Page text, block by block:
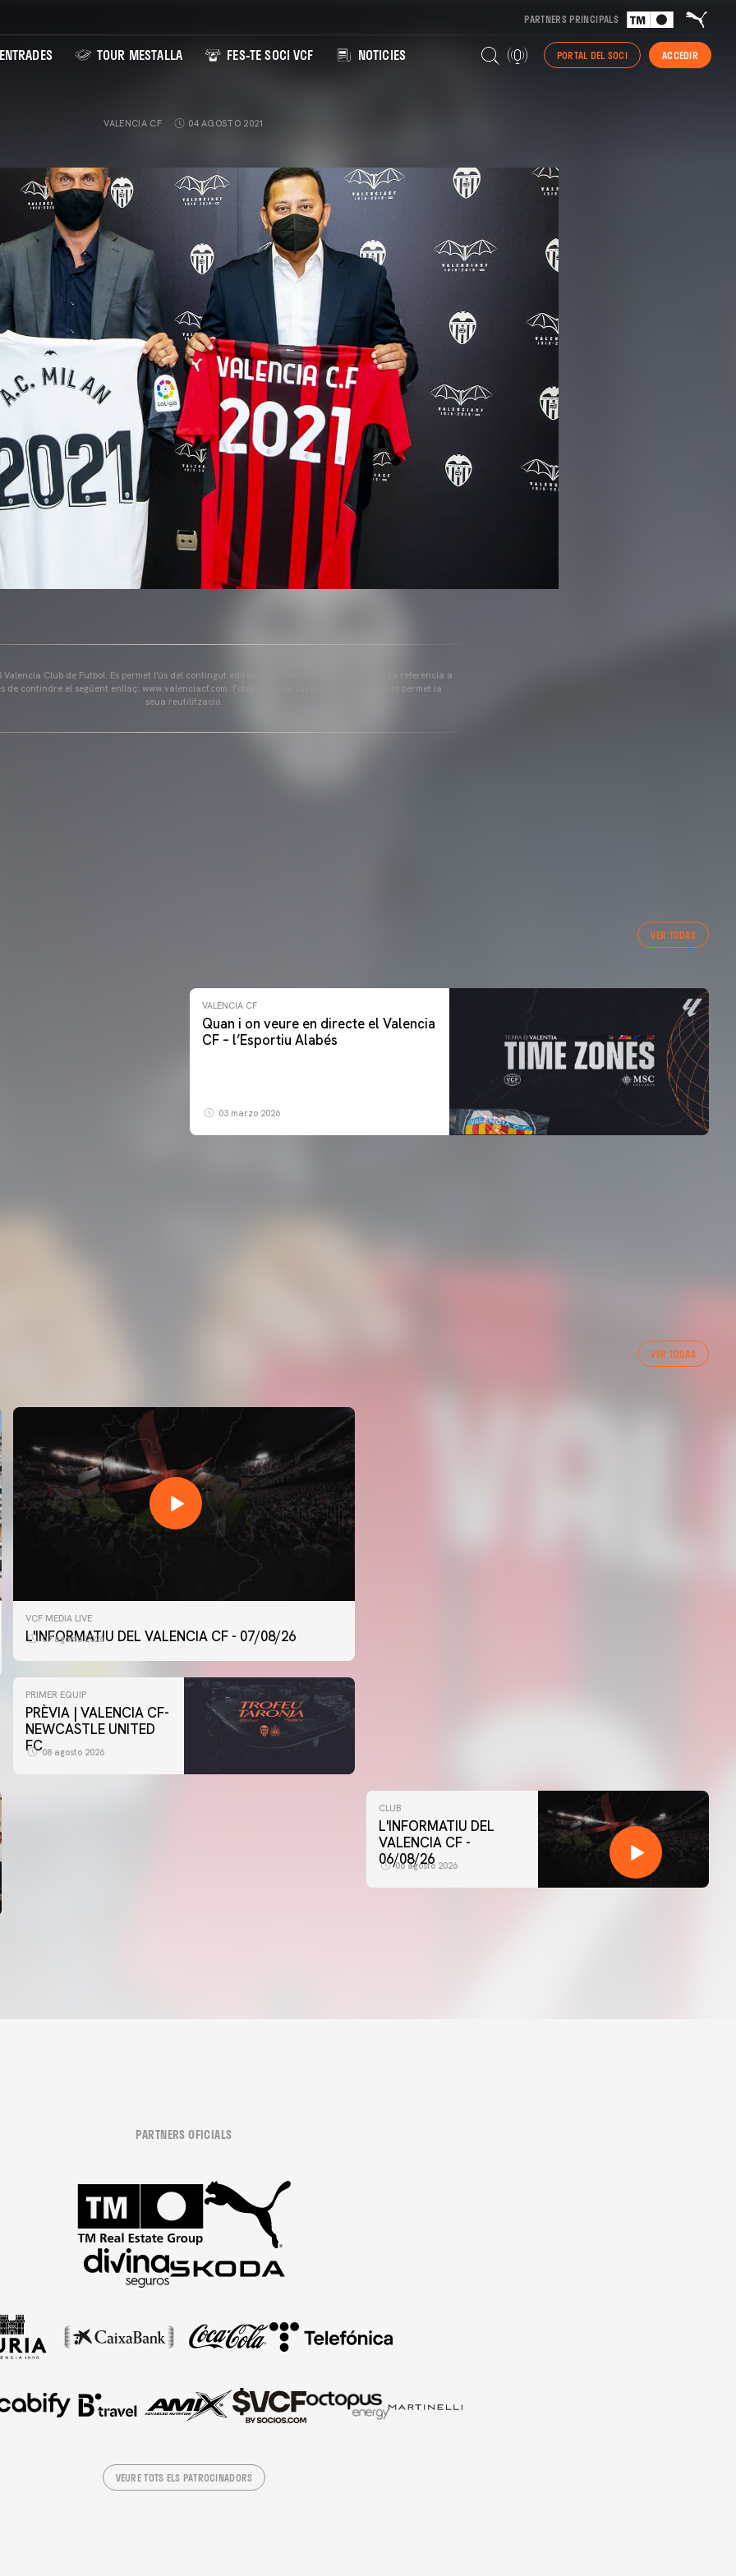
PARTNERS PRINCIPALS
ENTRADES TOUR MESTALLA FES-TE SOCI VCF NOTICIES PORTAL DEL SOCI ACCEDIR
VALENCIA CF 04 AGOSTO 2021
Valencia Club de Futbol. Es permet l'ús del contingut editorial de l'article sempre que es faça referència a
de contindre el següent enllaç: www.valenciacf.com. Fotografies de Lázaro de la Peña, no es permet la
seua reutilització.
VER TODAS
VALENCIA CF
Quan i on veure en directe el Valencia
CF – l’Esportiu Alabés
03 marzo 2026
VER TODAS
VCF MEDIA LIVE
L'INFORMATIU DEL VALENCIA CF - 07/08/26
07 agosto 2026
ENTRENAMENT DEL VALENCIA CF 7/8/2026
PRIMER EQUIP
PRÈVIA | VALENCIA CF-
NEWCASTLE UNITED
FC08 agosto 2026
CLUB
L'INFORMATIU DEL
VALENCIA CF -
06/08/26
06 agosto 2026
PARTNERS OFICIALS
VEURE TOTS ELS PATROCINADORS